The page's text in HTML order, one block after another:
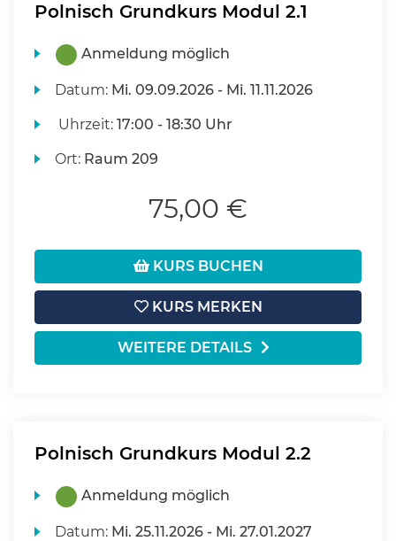
Polnisch Grundkurs Modul 2.1
Anmeldung möglich
Datum: Mi. 09.09.2026 - Mi. 11.11.2026
Uhrzeit:17:00 - 18:30 Uhr
Ort: Raum 209
75,00 €
KURS BUCHEN
KURS MERKEN
WEITERE DETAILS
Polnisch Grundkurs Modul 2.2
Anmeldung möglich
Datum: Mi. 25.11.2026 - Mi. 27.01.2027